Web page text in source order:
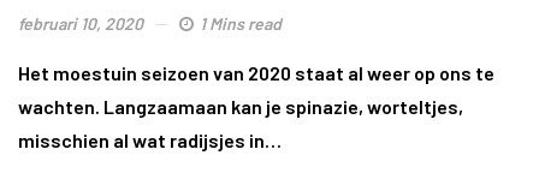
februari 10, 2020 1 Mins read
Het moestuin seizoen van 2020 staat al weer op ons te
wachten. Langzaamaan kan je spinazie, worteltjes,
misschien al wat radijsjes in…